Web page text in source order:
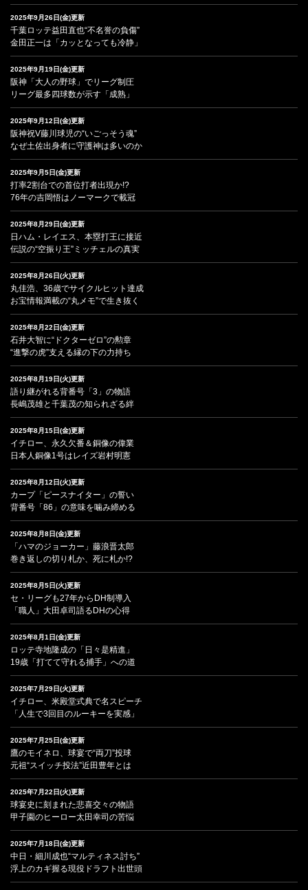
2025年9月26日(金)更新
千葉ロッテ益田直也“不名誉の負傷”
金田正一は「カッとなっても冷静」
2025年9月19日(金)更新
阪神「大人の野球」でリーグ制圧
リーグ最多四球数が示す「成熟」
2025年9月12日(金)更新
阪神祝V藤川球児の“いごっそう魂”
なぜ土佐出身者に守護神は多いのか
2025年9月5日(金)更新
打率2割台での首位打者出現か!?
76年の吉岡悟はノーマークで載冠
2025年8月29日(金)更新
日ハム・レイエス、本塁打王に接近
伝説の“空振り王”ミッチェルの真実
2025年8月26日(火)更新
丸佳浩、36歳でサイクルヒット達成
お宝情報満載の“丸メモ”で生き抜く
2025年8月22日(金)更新
石井大智に“ドクターゼロ”の勲章
“進撃の虎”支える縁の下の力持ち
2025年8月19日(火)更新
語り継がれる背番号「3」の物語
長嶋茂雄と千葉茂の知られざる絆
2025年8月15日(金)更新
イチロー、永久欠番＆銅像の偉業
日本人銅像1号はレイズ岩村明憲
2025年8月12日(火)更新
カープ「ピースナイター」の誓い
背番号「86」の意味を噛み締める
2025年8月8日(金)更新
「ハマのジョーカー」藤浪晋太郎
巻き返しの切り札か、死に札か!?
2025年8月5日(火)更新
セ・リーグも27年からDH制導入
「職人」大田卓司語るDHの心得
2025年8月1日(金)更新
ロッテ寺地隆成の「日々是精進」
19歳「打てて守れる捕手」への道
2025年7月29日(火)更新
イチロー、米殿堂式典で名スピーチ
「人生で3回目のルーキーを実感」
2025年7月25日(金)更新
鷹のモイネロ、球宴で“両刀”投球
元祖“スイッチ投法”近田豊年とは
2025年7月22日(火)更新
球宴史に刻まれた悲喜交々の物語
甲子園のヒーロー太田幸司の苦悩
2025年7月18日(金)更新
中日・細川成也“マルティネス討ち”
浮上のカギ握る現役ドラフト出世頭